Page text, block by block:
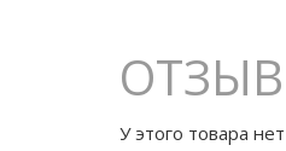
У этого товара